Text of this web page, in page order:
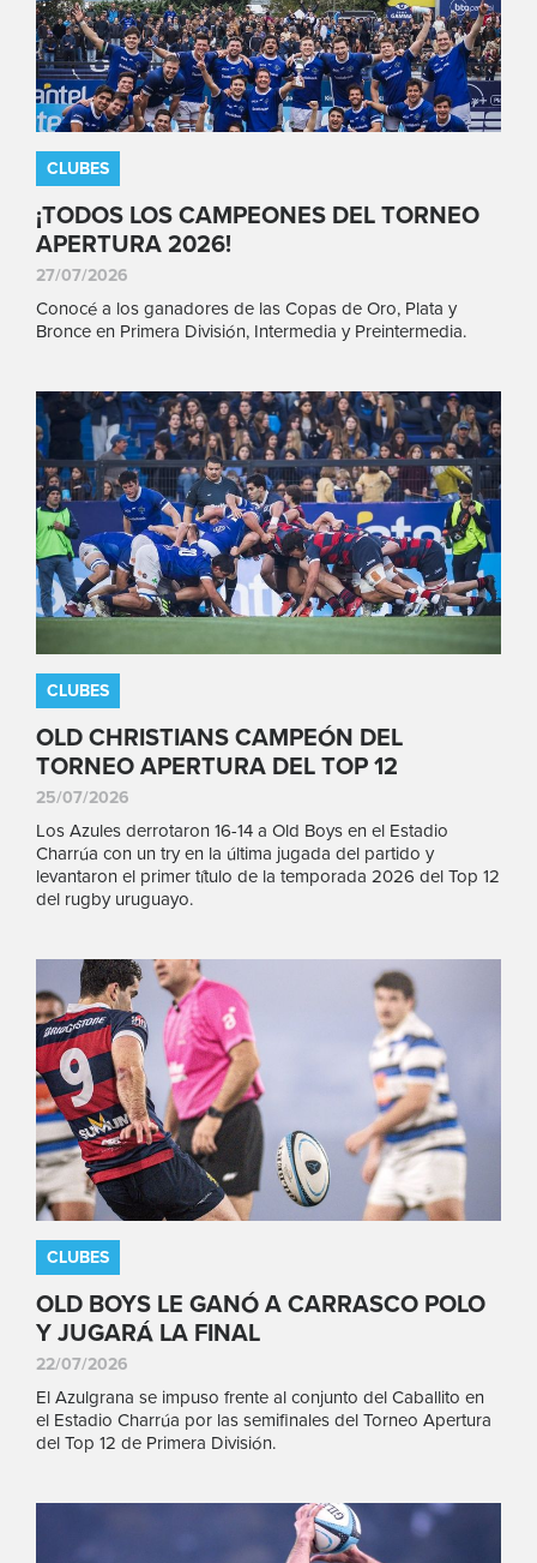
CLUBES
¡TODOS LOS CAMPEONES DEL TORNEO
APERTURA 2026!
27/07/2026
Conocé a los ganadores de las Copas de Oro, Plata y
Bronce en Primera División, Intermedia y Preintermedia.
CLUBES
OLD CHRISTIANS CAMPEÓN DEL
TORNEO APERTURA DEL TOP 12
25/07/2026
Los Azules derrotaron 16-14 a Old Boys en el Estadio
Charrúa con un try en la última jugada del partido y
levantaron el primer título de la temporada 2026 del Top 12
del rugby uruguayo.
CLUBES
OLD BOYS LE GANÓ A CARRASCO POLO
Y JUGARÁ LA FINAL
22/07/2026
El Azulgrana se impuso frente al conjunto del Caballito en
el Estadio Charrúa por las semifinales del Torneo Apertura
del Top 12 de Primera División.